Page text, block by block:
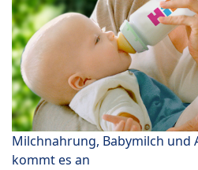
Milchnahrung, Babymilch und
kommt es an